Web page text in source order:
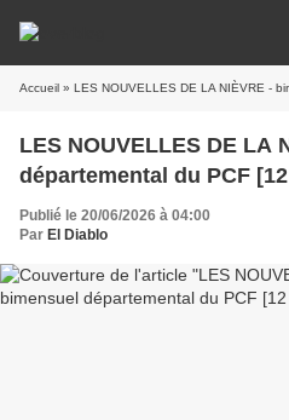
Accueil » LES NOUVELLES DE LA NIÈVRE -
LES NOUVELLES DE LA
départemental du PCF
Publié le 20/06/2026 à 04:00
Par El Diablo